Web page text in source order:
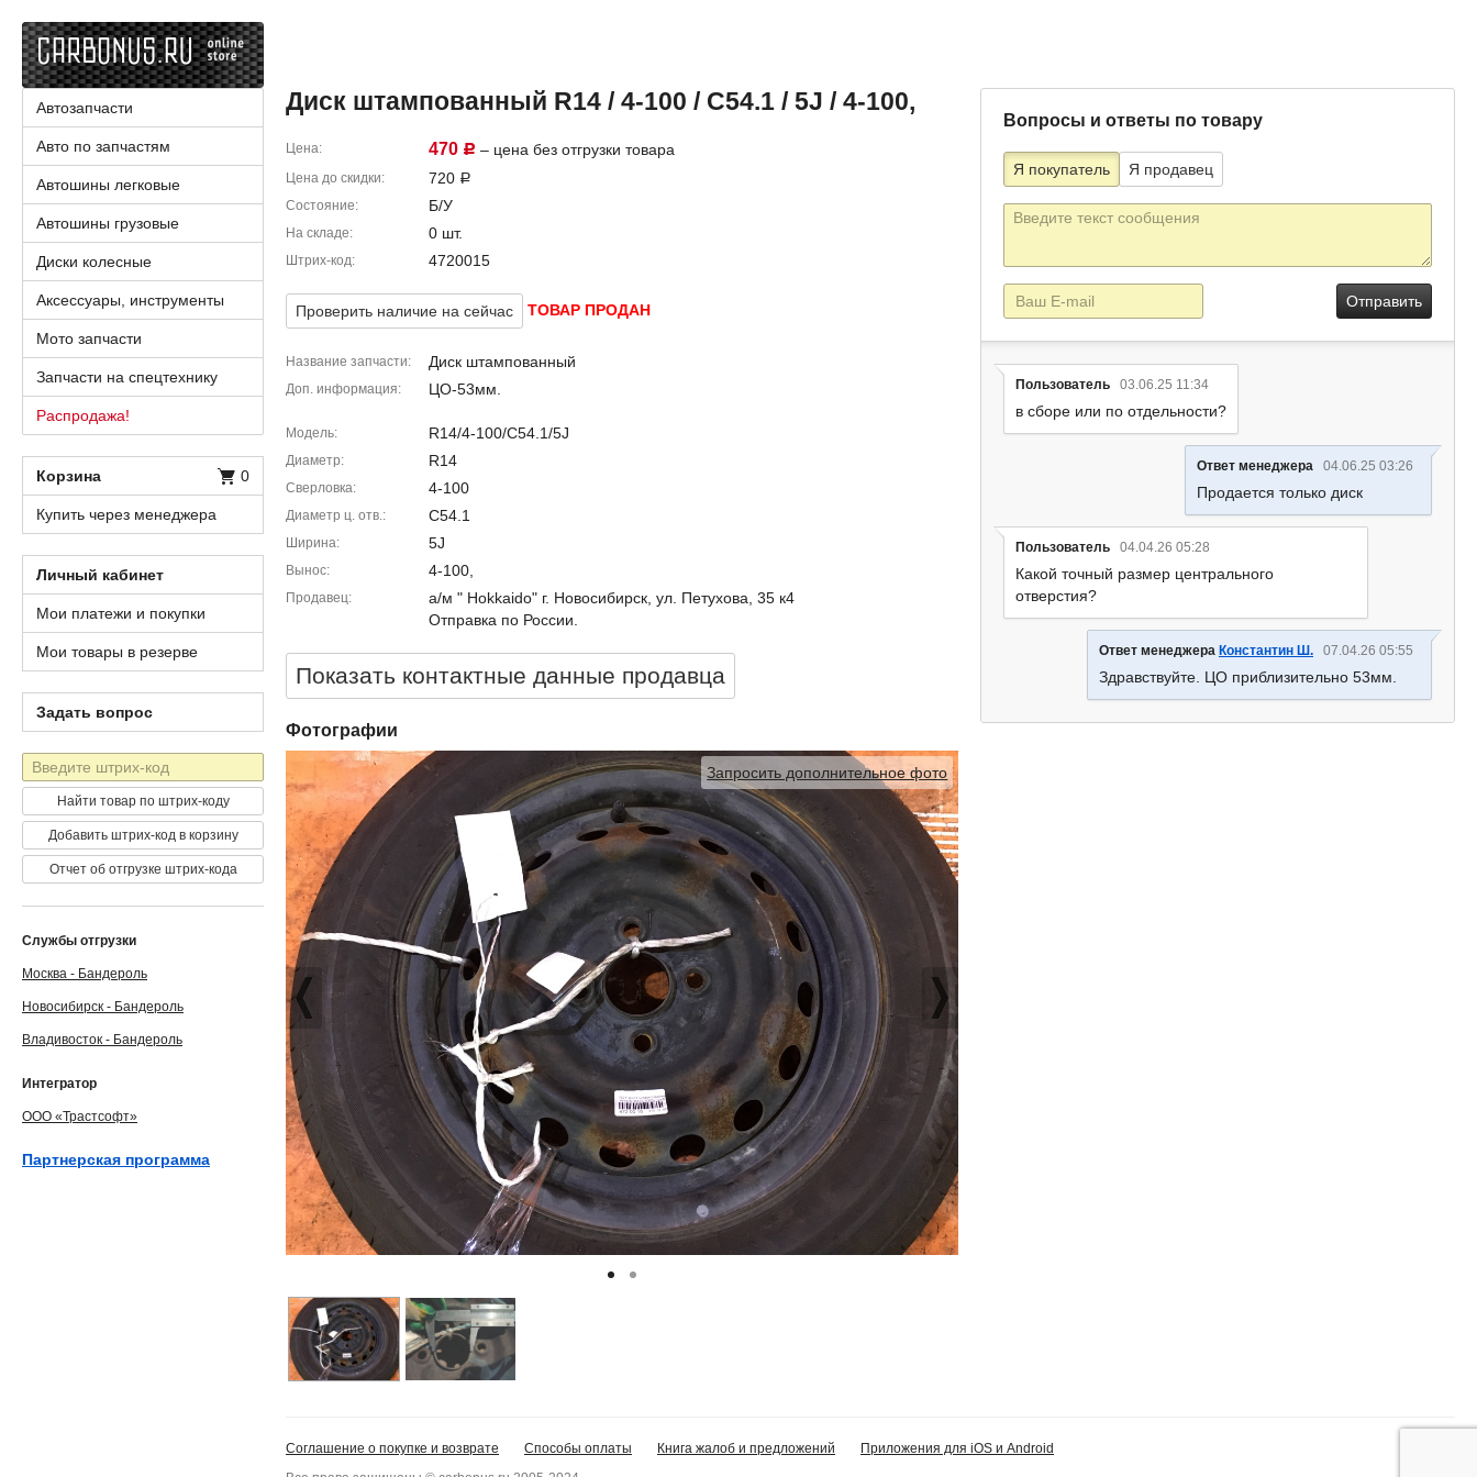
Диск штампованный R14 / 4-100 / C54.1 / 5J / 4-100,
Цена 470 Р – цена без отгрузки товара
Цена до скидки 720 Р
Состояние Б/У
На складе 0 шт.
Штрих-код 4720015
Проверить наличие на сейчас ТОВАР ПРОДАН
Название запчасти Диск штампованный
Доп. информация ЦО-53мм.
Модель R14/4-100/C54.1/5J
Диаметр R14
Сверловка 4-100
Диаметр ц. отв. C54.1
Ширина 5J
Вынос 4-100,
Продавец
а/м " Hokkaido" г. Новосибирск, ул. Петухова, 35 к4
Отправка по России.
Показать контактные данные продавцa
Фотографии
Запросить дополнительное фото
Вопросы и ответы по товару
Я покупатель Я продавец
Текст
E-
mail
Пользователь 03.06.25 11:34
в сборе или по отдельности?
Ответ менеджера 04.06.25 03:26
Продается только диск
Пользователь 04.04.26 05:28
Какой точный размер центрального
отверстия?
Ответ менеджера Константин Ш. 07.04.26 05:55
Здравствуйте. ЦО приблизительно 53мм.
Автозапчасти
Авто по запчастям
Автошины легковые
Автошины грузовые
Диски колесные
Аксессуары, инструменты
Мото запчасти
Запчасти на спецтехнику
Распродажа!
Корзина 0
Купить через менеджера
Личный кабинет
Мои платежи и покупки
Мои товары в резерве
Задать вопрос
Штрих-
код
Найти товар по штрих-коду
Добавить штрих-код в корзину
Отчет об отгрузке штрих-кода
Службы отгрузки
Москва - Бандероль
Новосибирск - Бандероль
Владивосток - Бандероль
Интегратор
ООО «Трастсофт»
Партнерская программа
Соглашение о покупке и возврате Способы оплаты Книга жалоб и предложений
Приложения для iOS и Android